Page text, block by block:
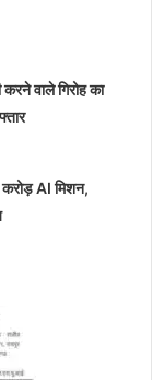
वाले गिरोह का
AI मिशन,